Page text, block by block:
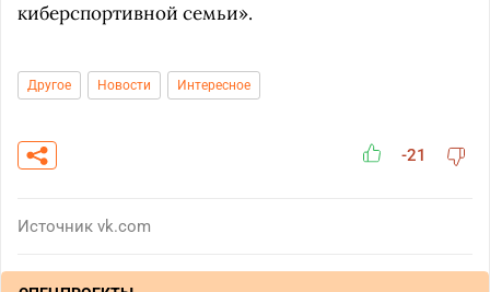
киберспортивной семьи».
Другое Новости Интересное
-21
Источник vk.com